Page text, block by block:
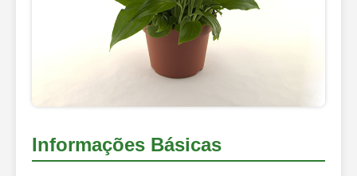
Informações Básicas